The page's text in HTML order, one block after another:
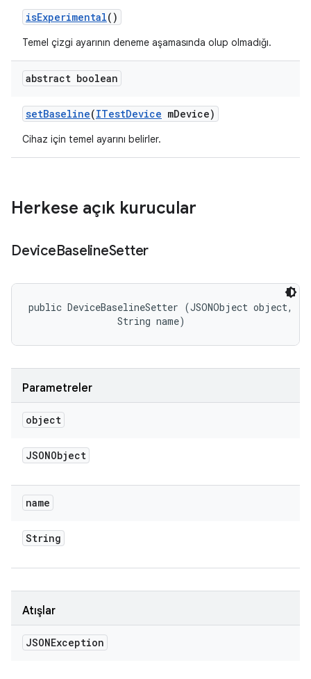
isExperimental()
Temel çizgi ayarının deneme aşamasında olup olmadığı.
abstract boolean
setBaseline(ITestDevice mDevice)
Cihaz için temel ayarını belirler.
Herkese açık kurucular
DeviceBaselineSetter
public DeviceBaselineSetter (JSONObject object,
                String name)
Parametreler
object
JSONObject
name
String
Atışlar
JSONException